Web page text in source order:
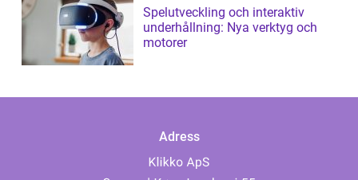
Spelutveckling och interaktiv
underhållning: Nya verktyg och
motorer
Adress